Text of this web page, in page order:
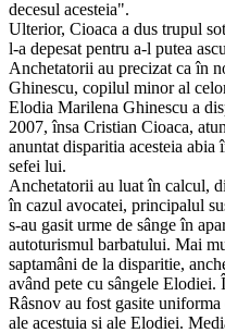
decesul acesteia".
Ulterior, Cioaca a dus trupul
l-a depesat pentru a-l putea
Anchetatorii au precizat ca în
Ghinescu, copilul minor al
Elodia Marilena Ghinescu a
2007, însa Cristian Cioaca,
anuntat disparitia acesteia
sefei lui.
Anchetatorii au luat în calcul,
în cazul avocatei, principalul
s-au gasit urme de sânge în
autoturismul barbatului. Mai
saptamâni de la disparitie,
având pete cu sângele
Râsnov au fost gasite
ale acestuia si ale Elodiei.